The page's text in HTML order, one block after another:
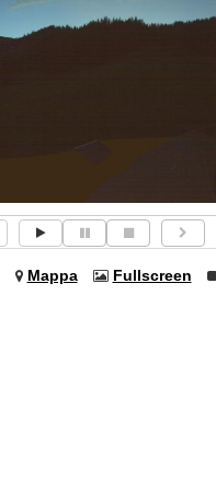
Mappa Fullscreen